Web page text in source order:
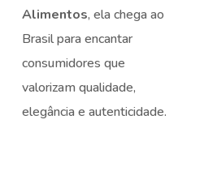
Alimentos, ela chega ao
Brasil para encantar
consumidores que
valorizam qualidade,
elegância e autenticidade.